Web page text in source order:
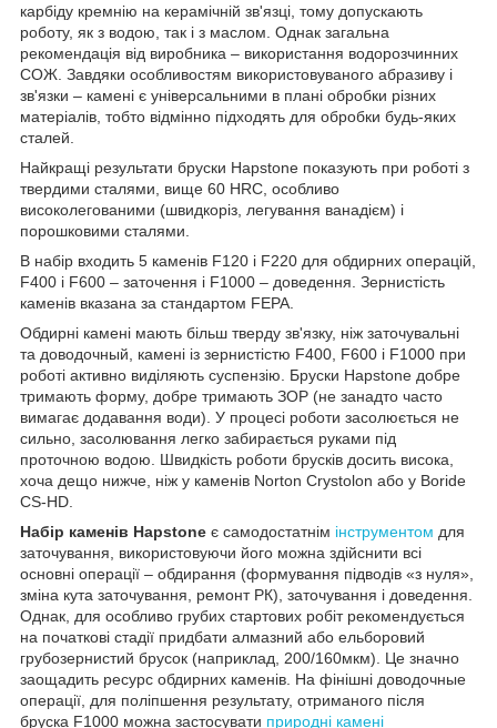
карбіду кремнію на керамічній зв'язці, тому допускають
роботу, як з водою, так і з маслом. Однак загальна
рекомендація від виробника – використання водорозчинних
СОЖ. Завдяки особливостям використовуваного абразиву і
зв'язки – камені є універсальними в плані обробки різних
матеріалів, тобто відмінно підходять для обробки будь-яких
сталей.
Найкращі результати бруски Hapstone показують при роботі з
твердими сталями, вище 60 HRC, особливо
високолегованими (швидкоріз, легування ванадієм) і
порошковими сталями.
В набір входить 5 каменів F120 і F220 для обдирних операцій,
F400 і F600 – заточення і F1000 – доведення. Зернистість
каменів вказана за стандартом FEPA.
Обдирні камені мають більш тверду зв'язку, ніж заточувальні
та доводочный, камені із зернистістю F400, F600 і F1000 при
роботі активно виділяють суспензію. Бруски Hapstone добре
тримають форму, добре тримають ЗОР (не занадто часто
вимагає додавання води). У процесі роботи засолюється не
сильно, засолювання легко забирається руками під
проточною водою. Швидкість роботи брусків досить висока,
хоча дещо нижче, ніж у каменів Norton Crystolon або у Boride
CS-HD.
Набір каменів Hapstone є самодостатнім інструментом для
заточування, використовуючи його можна здійснити всі
основні операції – обдирання (формування підводів «з нуля»,
зміна кута заточування, ремонт РК), заточування і доведення.
Однак, для особливо грубих стартових робіт рекомендується
на початкові стадії придбати алмазний або ельборовий
грубозернистий брусок (наприклад, 200/160мкм). Це значно
заощадить ресурс обдирних каменів. На фінішні доводочные
операції, для поліпшення результату, отриманого після
бруска F1000 можна застосувати природні камені